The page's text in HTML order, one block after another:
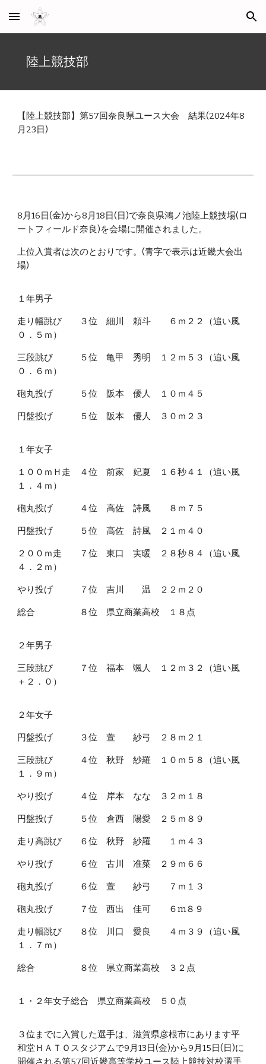
Skip to main content Skip to navigation
陸上競技部
【陸上競技部】第57回奈良県ユース大会 結果(2024年8
月23日)
8月16日(金)から8月18日(日)で奈良県鴻ノ池陸上競技場(ロ
ートフィールド奈良)を会場に開催されました。
上位入賞者は次のとおりです。(青字で表示は近畿大会出
場)
１年男子
走り幅跳び ３位 細川 頼斗 ６ｍ２２（追い風
０．５ｍ）
三段跳び ５位 亀甲 秀明 １２ｍ５３（追い風
０．６ｍ）
砲丸投げ ５位 阪本 優人 １０ｍ４５
円盤投げ ５位 阪本 優人 ３０ｍ２３
１年女子
１００ｍＨ走 ４位 前家 妃夏 １６秒４１（追い風
１．４ｍ）
砲丸投げ ４位 高佐 詩風 ８ｍ７５
円盤投げ ５位 高佐 詩風 ２１ｍ４０
２００ｍ走 ７位 東口 実暖 ２８秒８４（追い風
４．２ｍ）
やり投げ ７位 吉川 温 ２２ｍ２０
総合 ８位 県立商業高校 １８点
２年男子
三段跳び ７位 福本 颯人 １２ｍ３２（追い風
＋２．０）
２年女子
円盤投げ ３位 萱 紗弓 ２８ｍ２１
三段跳び ４位 秋野 紗羅 １０ｍ５８（追い風
１．９ｍ）
やり投げ ４位 岸本 なな ３２ｍ１８
円盤投げ ５位 倉西 陽愛 ２５ｍ８９
走り高跳び ６位 秋野 紗羅 １ｍ４３
やり投げ ６位 古川 准菜 ２９ｍ６６
砲丸投げ ６位 萱 紗弓 ７ｍ１３
砲丸投げ ７位 西出 佳可 ６m８９
走り幅跳び ８位 川口 愛良 ４ｍ３９（追い風
１．７ｍ）
総合 ８位 県立商業高校 ３２点
１・２年女子総合 県立商業高校 ５０点
３位までに入賞した選手は、滋賀県彦根市にあります平
和堂ＨＡＴＯスタジアムで9月13日(金)から9月15日(日)に
開催される第57回近畿高等学校ユース陸上競技対校選手